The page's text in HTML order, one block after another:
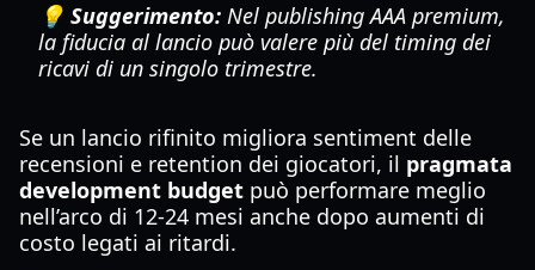
💡 Suggerimento: Nel publishing AAA premium,
la fiducia al lancio può valere più del timing dei
ricavi di un singolo trimestre.
Se un lancio rifinito migliora sentiment delle
recensioni e retention dei giocatori, il pragmata
development budget può performare meglio
nell’arco di 12-24 mesi anche dopo aumenti di
costo legati ai ritardi.